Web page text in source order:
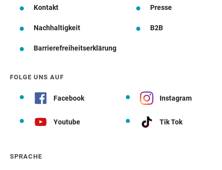
Kontakt Presse
Nachhaltigkeit B2B
Barrierefreiheitserklärung
FOLGE UNS AUF
Facebook Instagram
Youtube Tik Tok
SPRACHE